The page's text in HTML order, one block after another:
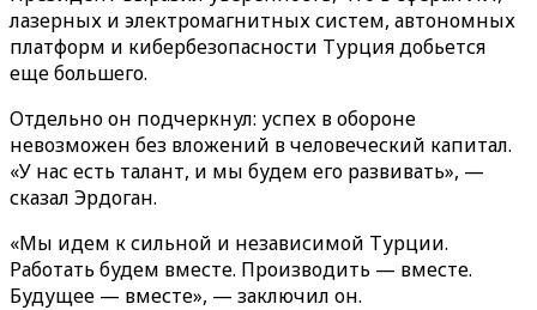
лазерных и электромагнитных систем, автономных
платформ и кибербезопасности Турция добьется
еще большего.
Отдельно он подчеркнул: успех в обороне
невозможен без вложений в человеческий капитал.
«У нас есть талант, и мы будем его развивать», —
сказал Эрдоган.
«Мы идем к сильной и независимой Турции.
Работать будем вместе. Производить — вместе.
Будущее — вместе», — заключил он.